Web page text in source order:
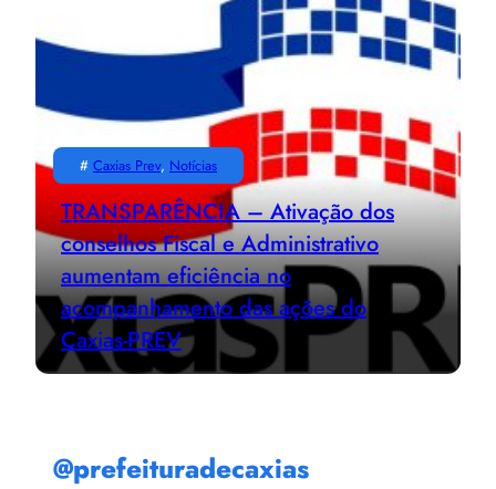
# Caxias Prev, Notícias
TRANSPARÊNCIA – Ativação dos
conselhos Fiscal e Administrativo
aumentam eficiência no
acompanhamento das ações do
Caxias-PREV
@prefeituradecaxias